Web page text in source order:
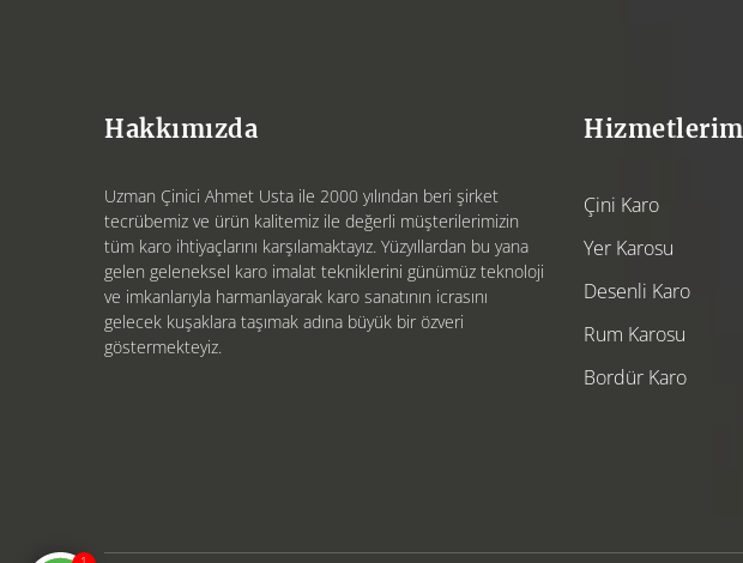
Hakkımızda
Uzman Çinici Ahmet Usta ile 2000 yılından beri şirket
tecrübemiz ve ürün kalitemiz ile değerli müşterilerimizin
tüm karo ihtiyaçlarını karşılamaktayız. Yüzyıllardan bu yana
gelen geleneksel karo imalat tekniklerini günümüz teknoloji
ve imkanlarıyla harmanlayarak karo sanatının icrasını
gelecek kuşaklara taşımak adına büyük bir özveri
göstermekteyiz.
Çini Karo
Yer Karosu
Desenli Karo
Rum Karosu
Bordür Karo